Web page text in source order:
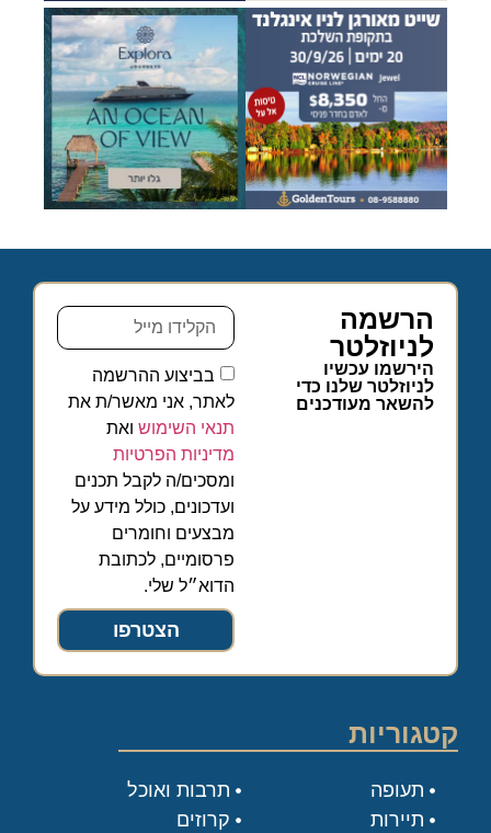
הרשמה
לניוזלטר
הירשמו עכשיו
לניוזלטר שלנו כדי
להשאר מעודכנים
בביצוע ההרשמה
לאתר, אני מאשר/ת את
תנאי השימוש ואת
מדיניות הפרטיות
ומסכים/ה לקבל תכנים
ועדכונים, כולל מידע על
מבצעים וחומרים
פרסומיים, לכתובת
הדוא״ל שלי.
הצטרפו
קטגוריות
תעופה
תיירות
תרבות ואוכל
קרוזים